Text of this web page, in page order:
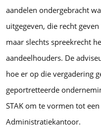
aandelen ondergebracht
uitgegeven, die recht
maar slechts spreekrecht
aandeelhouders. De
hoe er op die vergadering
geportretteerde
STAK om te vormen tot
Administratiekantoor.